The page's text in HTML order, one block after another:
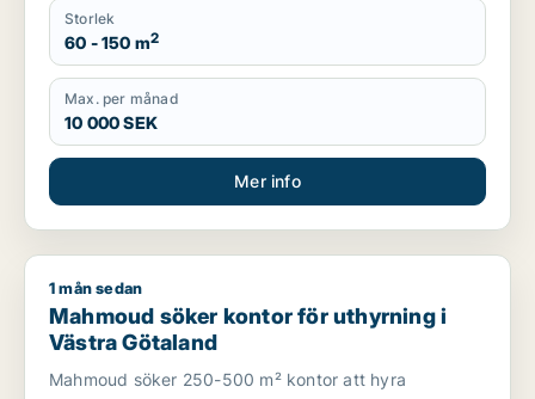
Storlek
60 - 150 m2
Max. per månad
10 000 SEK
Mer info
Mahmoud söker kontor för uthyrning i Västra Götaland
1 mån sedan
Mahmoud söker kontor för uthyrning i
Västra Götaland
Mahmoud söker 250-500 m² kontor att hyra